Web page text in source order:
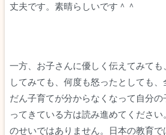
丈夫です。素晴らしいです＾＾
一方、お子さんに優しく伝えてみて
してみても、何度も怒ったとしても
だん子育てが分からなくなって自分
ってきている方は読み進めてくださ
のせいではありません。日本の教育